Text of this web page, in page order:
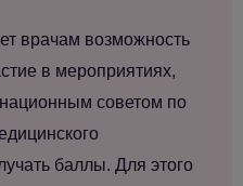
врачам возможность
в мероприятиях,
советом по
баллы. Для этого